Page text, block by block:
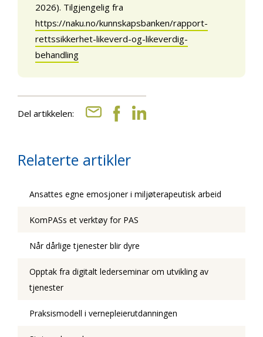
2026). Tilgjengelig fra
https://naku.no/kunnskapsbanken/rapport-
rettssikkerhet-likeverd-og-likeverdig-
behandling
Del artikkelen:
Relaterte artikler
Ansattes egne emosjoner i miljøterapeutisk arbeid
KomPASs et verktøy for PAS
Når dårlige tjenester blir dyre
Opptak fra digitalt lederseminar om utvikling av
tjenester
Praksismodell i vernepleierutdanningen